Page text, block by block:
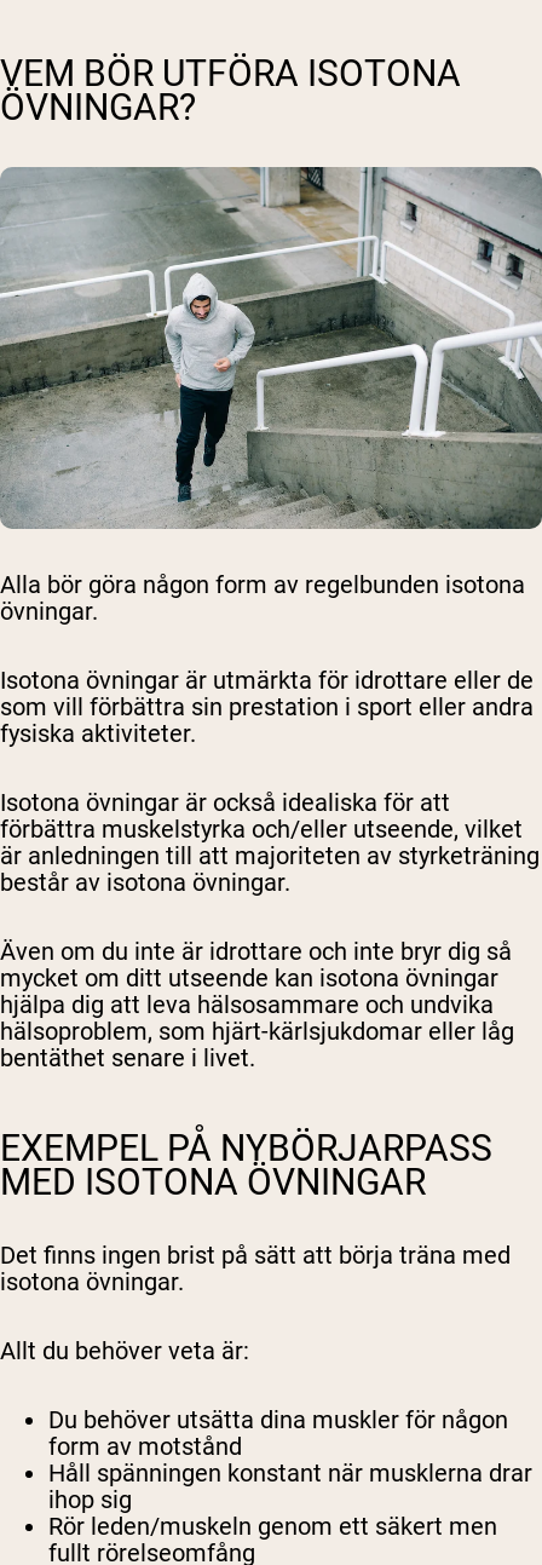
VEM BÖR UTFÖRA ISOTONA
ÖVNINGAR?
Alla bör göra någon form av regelbunden isotona
övningar.
Isotona övningar är utmärkta för idrottare eller de
som vill förbättra sin prestation i sport eller andra
fysiska aktiviteter.
Isotona övningar är också idealiska för att
förbättra muskelstyrka och/eller utseende, vilket
är anledningen till att majoriteten av styrketräning
består av isotona övningar.
Även om du inte är idrottare och inte bryr dig så
mycket om ditt utseende kan isotona övningar
hjälpa dig att leva hälsosammare och undvika
hälsoproblem, som hjärt-kärlsjukdomar eller låg
bentäthet senare i livet.
EXEMPEL PÅ NYBÖRJARPASS
MED ISOTONA ÖVNINGAR
Det finns ingen brist på sätt att börja träna med
isotona övningar.
Allt du behöver veta är:
Du behöver utsätta dina muskler för någon
form av motstånd
Håll spänningen konstant när musklerna drar
ihop sig
Rör leden/muskeln genom ett säkert men
fullt rörelseomfång